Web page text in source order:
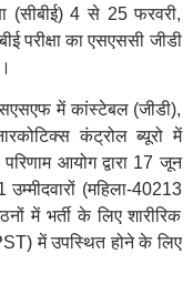
(सीबीई) 4 से 25 फरवरी,
परीक्षा का एसएससी जीडी
में कांस्टेबल (जीडी),
कंट्रोल ब्यूरो में
आयोग द्वारा 17 जून
(महिला-40213
में भर्ती के लिए शारीरिक
में उपस्थित होने के लिए